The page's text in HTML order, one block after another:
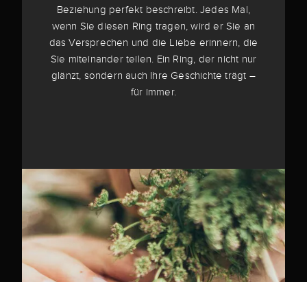
Beziehung perfekt beschreibt. Jedes Mal,
wenn Sie diesen Ring tragen, wird er Sie an
das Versprechen und die Liebe erinnern, die
Sie miteinander teilen. Ein Ring, der nicht nur
glänzt, sondern auch Ihre Geschichte trägt –
für immer.